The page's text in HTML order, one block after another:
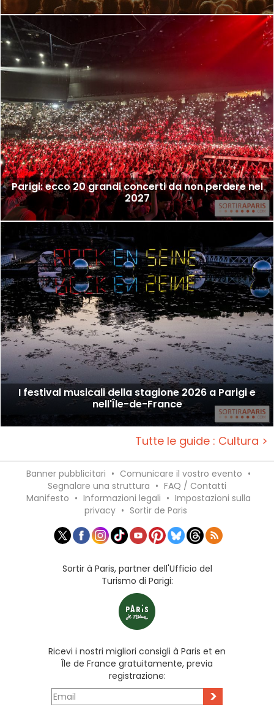
Parigi: ecco 20 grandi concerti da non perdere nel
2027
I festival musicali della stagione 2026 a Parigi e
nell'Île-de-France
Tutte le guide : Cultura >
Banner pubblicitari • Comunicare il vostro evento •
Segnalare una struttura • FAQ / Contatti
Manifesto • Informazioni legali • Impostazioni sulla
privacy • Sortir de Paris
Sortir à Paris, partner dell'Ufficio del
Turismo di Parigi:
Ricevi i nostri migliori consigli à Paris et en
Île de France gratuitamente, previa
registrazione:
>